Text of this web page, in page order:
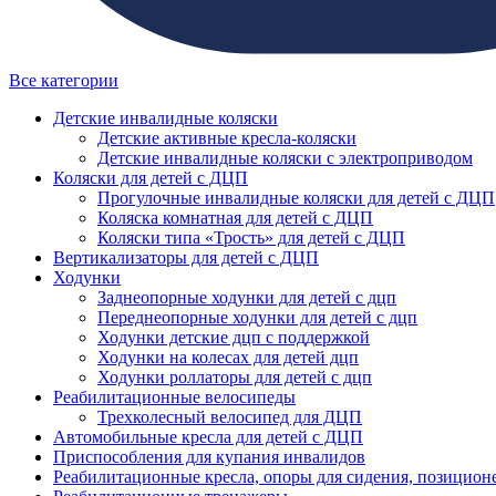
Все категории
Детские инвалидные коляски
Детские активные кресла-коляски
Детские инвалидные коляски с электроприводом
Коляски для детей с ДЦП
Прогулочные инвалидные коляски для детей с ДЦП
Коляска комнатная для детей с ДЦП
Коляски типа «Трость» для детей с ДЦП
Вертикализаторы для детей с ДЦП
Ходунки
Заднеопорные ходунки для детей с дцп
Переднеопорные ходунки для детей с дцп
Ходунки детские дцп с поддержкой
Ходунки на колесах для детей дцп
Ходунки роллаторы для детей с дцп
Реабилитационные велосипеды
Трехколесный велосипед для ДЦП
Автомобильные кресла для детей с ДЦП
Приспособления для купания инвалидов
Реабилитационные кресла, опоры для сидения,